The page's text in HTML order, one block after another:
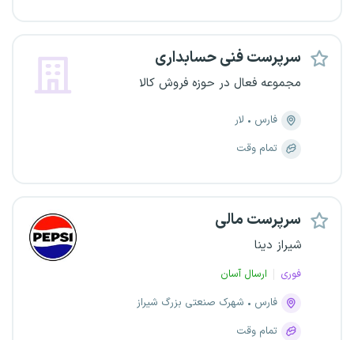
سرپرست فنی حسابداری
مجموعه فعال در حوزه فروش کالا
فارس
لار
تمام وقت
سرپرست مالی
شیراز دینا
فوری
ارسال آسان
فارس
شهرک صنعتی بزرگ شیراز
تمام وقت